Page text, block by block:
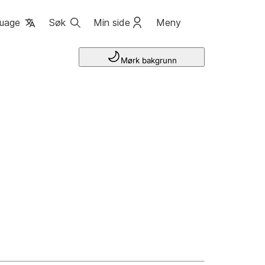
Søk Min side Meny
Mørk bakgrunn